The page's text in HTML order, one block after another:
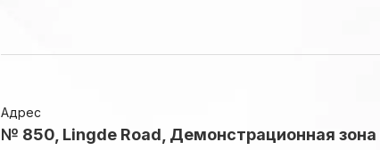
Адрес
№ 850, Lingde Road, Демонстрационная зона